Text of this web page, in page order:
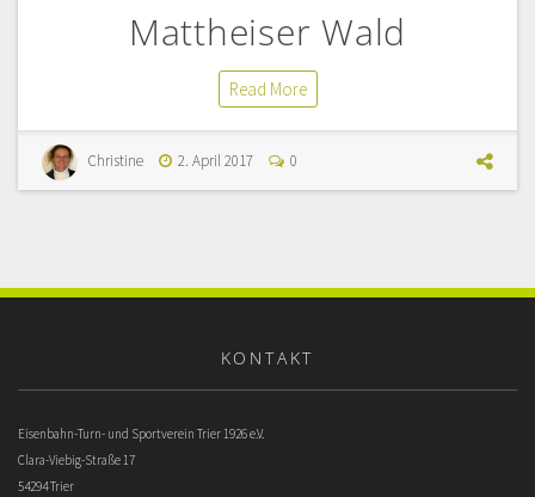
Mattheiser Wald
Read More
Christine 2. April 2017 0
KONTAKT
Eisenbahn-Turn- und Sportverein Trier 1926 e.V.
Clara-Viebig-Straße 17
54294 Trier